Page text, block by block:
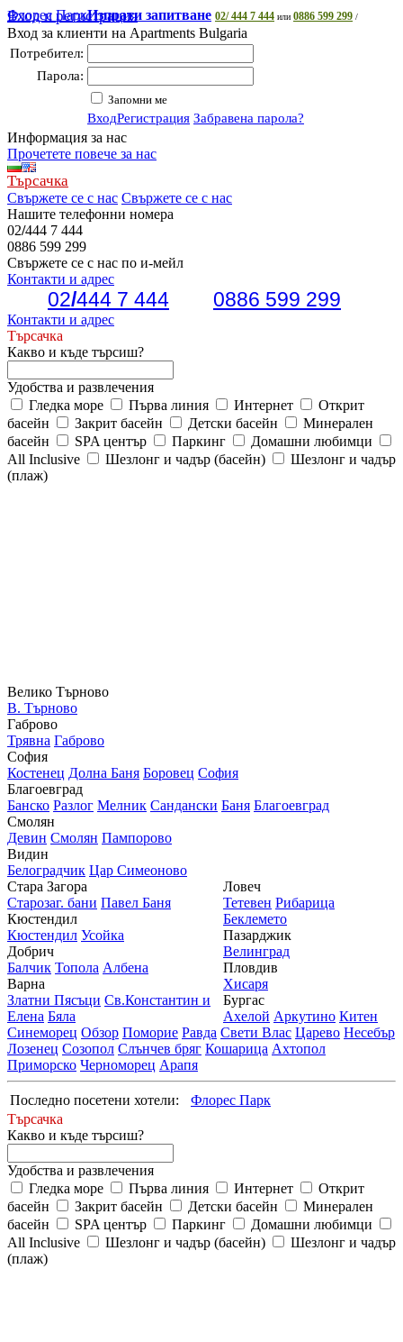
Флорес ПаркИзпрати запитване 02/ 444 7 444 или 0886 599 299 /
Вход и регистрация
Вход за клиенти на Apartments Bulgaria
Потребител:
Парола:
Запомни ме
ВходРегистрация Забравена парола?
Информация за нас
Прочетете повече за нас
Търсачка
Свържете се с нас Свържете се с нас
Нашите телефонни номера
02/444 7 444
0886 599 299
Свържете се с нас по и-мейл
Контакти и адрес
02/444 7 444 0886 599 299
Контакти и адрес
Търсачка
Какво и къде търсиш?
Удобства и развлечения
Гледка море
Първа линия Интернет
Открит
басейн
Закрит басейн Детски басейн
Минерален
басейн
SPA център Паркинг
Домашни любимци
All Inclusive
Шезлонг и чадър (басейн)
Шезлонг и чадър
(плаж)
Велико Търново
В. Търново
Габрово
Трявна Габрово
София
Костенец Долна Баня Боровец София
Благоевград
Банско Разлог Мелник Сандански Баня Благоевград
Смолян
Девин Смолян Пампорово
Видин
Белоградчик Цар Симеоново
Стара Загора
Старозаг. бани Павел Баня
Кюстендил
Кюстендил Усойка
Добрич
Балчик Топола Албена
Варна
Златни Пясъци Св.Константин и
Елена Бяла
Ловеч
Тетевен Рибарица
Беклемето
Пазарджик
Велинград
Пловдив
Хисаря
Бургас
Ахелой Аркутино Китен
Синеморец Обзор Поморие Равда Свети Влас Царево Несебър
Лозенец Созопол Слънчев бряг Кошарица Ахтопол
Приморско Черноморец Арапя
Последно посетени хотели:
Флорес Парк
Търсачка
Какво и къде търсиш?
Удобства и развлечения
Гледка море
Първа линия Интернет
Открит
басейн
Закрит басейн Детски басейн
Минерален
басейн
SPA център Паркинг
Домашни любимци
All Inclusive
Шезлонг и чадър (басейн)
Шезлонг и чадър
(плаж)